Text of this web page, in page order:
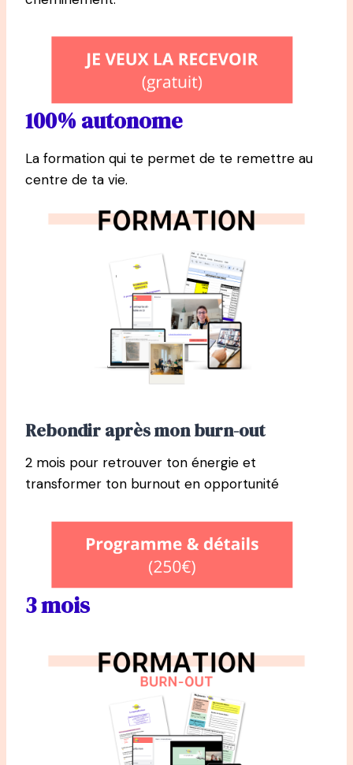
100% autonome
La formation qui te permet de te remettre au
centre de ta vie.
Rebondir après mon burn-out
2 mois pour retrouver ton énergie et
transformer ton burnout en opportunité
3 mois